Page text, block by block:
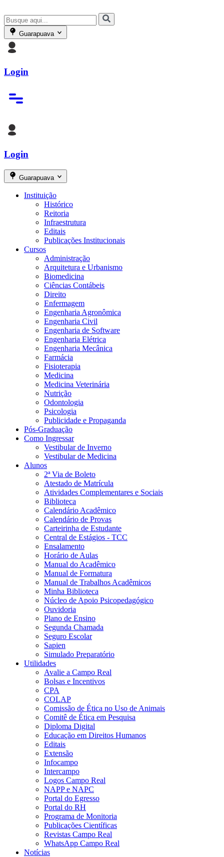
Guarapuava
Login
Login
Guarapuava
Instituição
Histórico
Reitoria
Infraestrutura
Editais
Publicações Institucionais
Cursos
Administração
Arquitetura e Urbanismo
Biomedicina
Ciências Contábeis
Direito
Enfermagem
Engenharia Agronômica
Engenharia Civil
Engenharia de Software
Engenharia Elétrica
Engenharia Mecânica
Farmácia
Fisioterapia
Medicina
Medicina Veterinária
Nutrição
Odontologia
Psicologia
Publicidade e Propaganda
Pós-Graduação
Como Ingressar
Vestibular de Inverno
Vestibular de Medicina
Alunos
2ª Via de Boleto
Atestado de Matrícula
Atividades Complementares e Sociais
Biblioteca
Calendário Acadêmico
Calendário de Provas
Carteirinha de Estudante
Central de Estágios - TCC
Ensalamento
Horário de Aulas
Manual do Acadêmico
Manual de Formatura
Manual de Trabalhos Acadêmicos
Minha Biblioteca
Núcleo de Apoio Psicopedagógico
Ouvidoria
Plano de Ensino
Segunda Chamada
Seguro Escolar
Sapien
Simulado Preparatório
Utilidades
Avalie a Campo Real
Bolsas e Incentivos
CPA
COLAP
Comissão de Ética no Uso de Animais
Comitê de Ética em Pesquisa
Diploma Digital
Educação em Direitos Humanos
Editais
Extensão
Infocampo
Intercampo
Logos Campo Real
NAPP e NAPC
Portal do Egresso
Portal do RH
Programa de Monitoria
Publicações Científicas
Revistas Campo Real
WhatsApp Campo Real
Notícias